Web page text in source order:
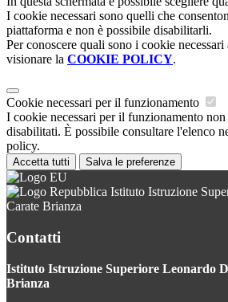
I cookie necessari sono quelli che
piattaforma e non è possibile disabilitarli.
Per conoscere quali sono i cookie
visionare la COOKIE POLICY.
Cookie necessari per il funzionamento
I cookie necessari per il funzionamento non
disabilitati. È possibile consultare l'elenco
policy.
Accetta tutti Salva le preferenze
Istituto Istruzione
Carate Brianza
Contatti
Istituto Istruzione Superiore Leonardo
Brianza